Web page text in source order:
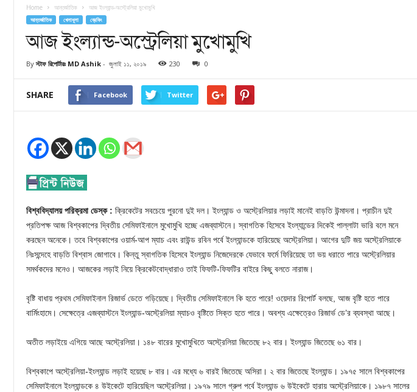
Home আন্তর্জাতিক আজ ইংল্যান্ড-অস্ট্রেলিয়া মুখোমুখি
আন্তর্জাতিক খেলাধূলা ব্রেকিং
আজ ইংল্যান্ড-অস্ট্রেলিয়া মুখোমুখি
By স্টাফ রিপোর্টারঃ MD Ashik - জুলাই ১১, ২০১৯ 230 0
SHARE Facebook Twitter
বিশ্ববিদ্যালয় পরিক্রমা ডেস্ক : ক্রিকেটের সবচেয়ে পুরনো দুই দল। ইংল্যান্ড ও অস্ট্রেলিয়ার লড়াই মানেই বাড়তি উন্মাদনা। প্রাচীন দুই
প্রতিপক্ষ আজ বিশ্বকাপের দ্বিতীয় সেমিফাইনালে মুখোমুখি হচ্ছে এজব্যাস্টনে। স্বাগতিক হিসেবে ইংল্যান্ডের দিকেই পাল্লাটা ভারি বলে মনে
করছেন অনেকে। তবে বিশ্বকাপের ওয়ার্ম-আপ ম্যাচ এবং রাউন্ড রবিন পর্বে ইংল্যান্ডকে হারিয়েছে অস্ট্রেলিয়া। আগের দুটি জয় অস্ট্রেলিয়াকে
নিঃসন্দেহে বাড়তি বিশ্বাস জোগাবে। কিন্তু স্বাগতিক হিসেবে ইংল্যান্ড নিজেদেরকে যেভাবে ফর্মে ফিরিয়েছে তা ভয় ধরাতে পারে অস্ট্রেলিয়ার
সমর্থকদের মনেও। আজকের লড়াই নিয়ে ক্রিকেটবোদ্ধারাও তাই ফিফটি-ফিফটির বাইরে কিছু বলতে নারাজ।
বৃষ্টি বাধায় প্রথম সেমিফাইনাল রিজার্ভ ডেতে গড়িয়েছে। দ্বিতীয় সেমিফাইনালে কি হতে পারে! ওয়েদার রিপোর্ট বলছে, আজ বৃষ্টি হতে পারে
বার্মিংহামে। সেক্ষেত্রে এজব্যাস্টনে ইংল্যান্ড-অস্ট্রেলিয়া ম্যাচও বৃষ্টিতে সিক্ত হতে পারে। অবশ্য এক্ষেত্রেও রিজার্ভ ডে’র ব্যবস্থা আছে।
অতীত লড়াইয়ে এগিয়ে আছে অস্ট্রেলিয়া। ১৪৮ বারের মুখোমুখিতে অস্ট্রেলিয়া জিতেছে ৮২ বার। ইংল্যান্ড জিতেছে ৬১ বার।
বিশ্বকাপে অস্ট্রেলিয়া-ইংল্যান্ড লড়াই হয়েছে ৮ বার। এর মধ্যে ৬ বারই জিতেছে অসিরা। ২ বার জিতেছে ইংল্যান্ড। ১৯৭৫ সালে বিশ্বকাপের
সেমিফাইনালে ইংল্যান্ডকে ৪ উইকেটে হারিয়েছিল অস্ট্রেলিয়া। ১৯৭৯ সালে গ্রুপ পর্বে ইংল্যান্ড ৬ উইকেটে হারায় অস্ট্রেলিয়াকে। ১৯৮৭ সালের